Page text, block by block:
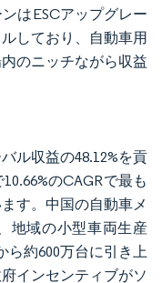
はESCアップグレー
しており、自動車用
のニッチながら収益
ル収益の48.12%を貢
のCAGRで最も
す。中国の自動車メ
地域の小型車両生産
ら約600万台に引き上
インセンティブがソ